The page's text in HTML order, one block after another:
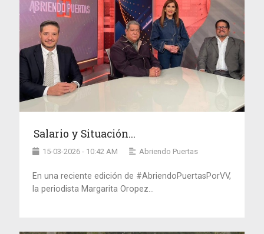
Salario y Situación...
15-03-2026 - 10:42 AM Abriendo Puertas
En una reciente edición de #AbriendoPuertasPorVV,
la periodista Margarita Oropez...